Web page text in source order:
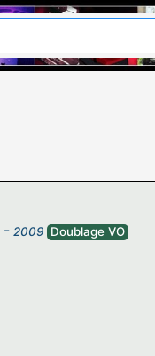
- 2009 Doublage VO